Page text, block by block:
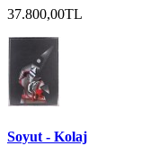
37.800,00TL
Soyut - Kolaj